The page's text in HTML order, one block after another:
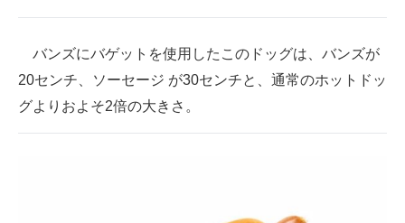
バンズにバゲットを使用したこのドッグは、バンズが
20センチ、ソーセージ が30センチと、通常のホットドッ
グよりおよそ2倍の大きさ。